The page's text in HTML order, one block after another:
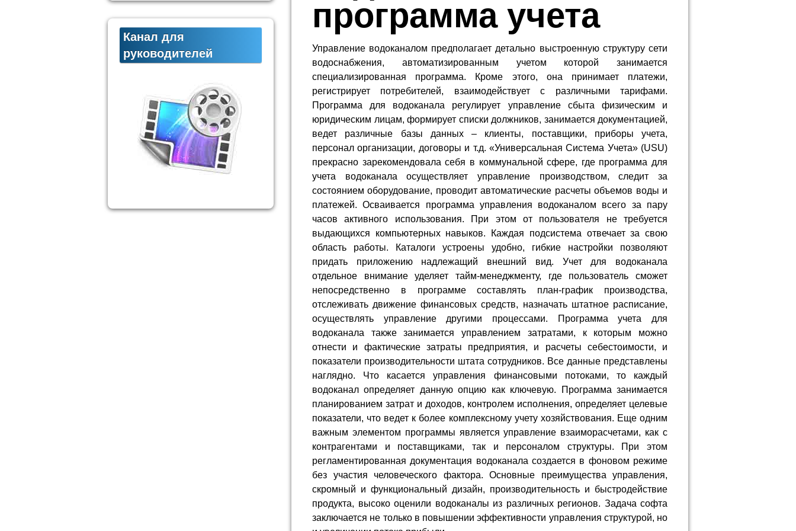
программа учета
Управление водоканалом предполагает детально выстроенную структуру сети
водоснабжения, автоматизированным учетом которой занимается
специализированная программа. Кроме этого, она принимает платежи,
регистрирует потребителей, взаимодействует с различными тарифами.
Программа для водоканала регулирует управление сбыта физическим и
юридическим лицам, формирует списки должников, занимается документацией,
ведет различные базы данных – клиенты, поставщики, приборы учета,
персонал организации, договоры и т.д. «Универсальная Система Учета» (USU)
прекрасно зарекомендовала себя в коммунальной сфере, где программа для
учета водоканала осуществляет управление производством, следит за
состоянием оборудование, проводит автоматические расчеты объемов воды и
платежей. Осваивается программа управления водоканалом всего за пару
часов активного использования. При этом от пользователя не требуется
выдающихся компьютерных навыков. Каждая подсистема отвечает за свою
область работы. Каталоги устроены удобно, гибкие настройки позволяют
придать приложению надлежащий внешний вид. Учет для водоканала
отдельное внимание уделяет тайм-менеджменту, где пользователь сможет
непосредственно в программе составлять план-график производства,
отслеживать движение финансовых средств, назначать штатное расписание,
осуществлять управление другими процессами. Программа учета для
водоканала также занимается управлением затратами, к которым можно
отнести и фактические затраты предприятия, и расчеты себестоимости, и
показатели производительности штата сотрудников. Все данные представлены
наглядно. Что касается управления финансовыми потоками, то каждый
водоканал определяет данную опцию как ключевую. Программа занимается
планированием затрат и доходов, контролем исполнения, определяет целевые
показатели, что ведет к более комплексному учету хозяйствования. Еще одним
важным элементом программы является управление взаиморасчетами, как с
контрагентами и поставщиками, так и персоналом структуры. При этом
регламентированная документация водоканала создается в фоновом режиме
без участия человеческого фактора. Основные преимущества управления,
скромный и функциональный дизайн, производительность и быстродействие
продукта, высоко оценили водоканалы из различных регионов. Задача софта
заключается не только в повышении эффективности управления структурой, но
Канал для
руководителей